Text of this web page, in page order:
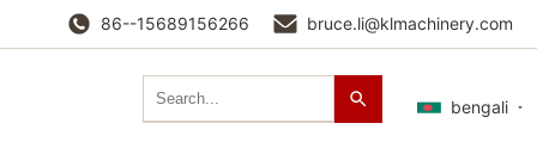
86--15689156266 bruce.li@klmachinery.com
bengali